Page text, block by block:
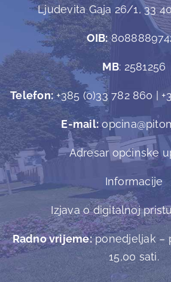
Ljudevita Gaja 26/1, 33
OIB:
MB: 2581256
Telefon:+385 (0)33 782 860 |
E-mail:
Adresar općinske
Informacije
Izjava o digitalnoj
Radno vrijeme:ponedjeljak –
15,00 sati.